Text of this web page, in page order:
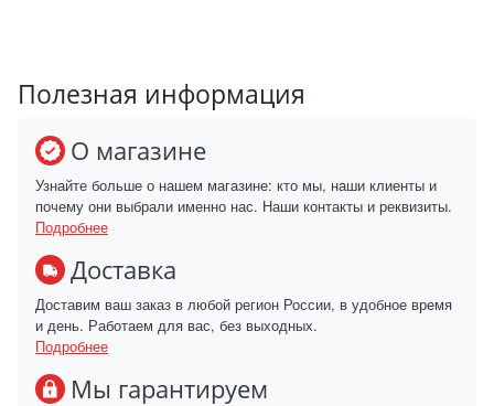
Полезная информация
О магазине
Узнайте больше о нашем магазине: кто мы, наши клиенты и
почему они выбрали именно нас. Наши контакты и реквизиты.
Подробнее
Доставка
Доставим ваш заказ в любой регион России, в удобное время
и день. Работаем для вас, без выходных.
Подробнее
Мы гарантируем